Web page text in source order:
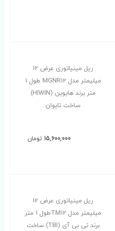
ریل مینیاتوری عرض 12
میلیمتر مدل MGNR12 طول 1
متر برند هایوین (HIWIN)
ساخت تایوان
15,600,000 تومان
ریل مینیاتوری عرض 12
میلیمتر مدل TM12طول 1 متر
برند تی بی آی (TBI) ساخت